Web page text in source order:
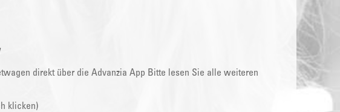
direkt über die Advanzia App Bitte lesen Sie alle weiteren
klicken)